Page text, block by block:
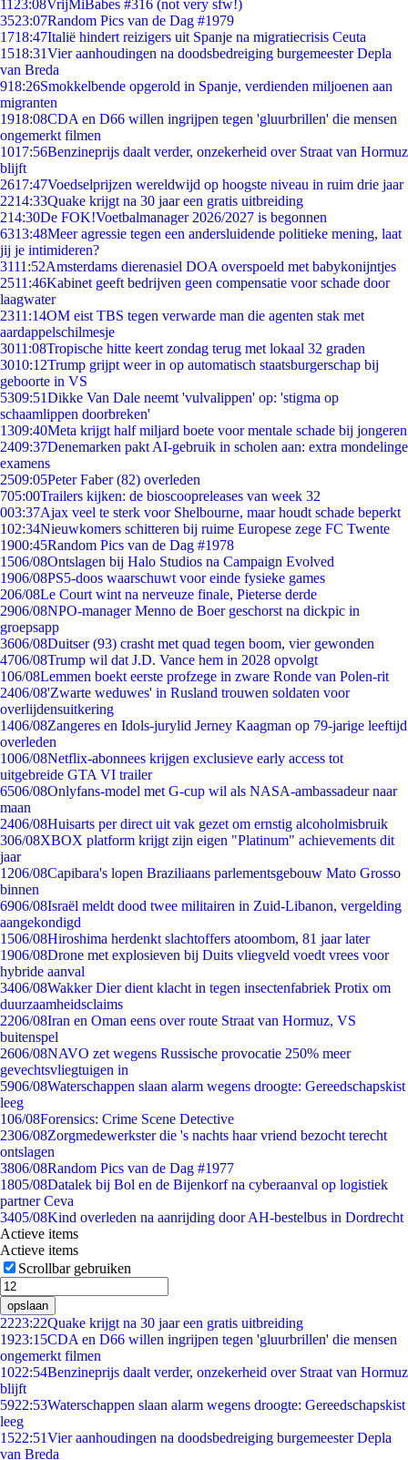
11 23:08VrijMiBabes #316 (not very sfw!)
3523:07Random Pics van de Dag #1979
1718:47Italië hindert reizigers uit Spanje na migratiecrisis Ceuta
1518:31Vier aanhoudingen na doodsbedreiging burgemeester Depla
van Breda
918:26Smokkelbende opgerold in Spanje, verdienden miljoenen aan
migranten
1918:08CDA en D66 willen ingrijpen tegen 'gluurbrillen' die mensen
ongemerkt filmen
1017:56Benzineprijs daalt verder, onzekerheid over Straat van Hormuz
blijft
2617:47Voedselprijzen wereldwijd op hoogste niveau in ruim drie jaar
2214:33Quake krijgt na 30 jaar een gratis uitbreiding
214:30De FOK!Voetbalmanager 2026/2027 is begonnen
6313:48Meer agressie tegen een andersluidende politieke mening, laat
jij je intimideren?
3111:52Amsterdams dierenasiel DOA overspoeld met babykonijntjes
2511:46Kabinet geeft bedrijven geen compensatie voor schade door
laagwater
2311:14OM eist TBS tegen verwarde man die agenten stak met
aardappelschilmesje
3011:08Tropische hitte keert zondag terug met lokaal 32 graden
3010:12Trump grijpt weer in op automatisch staatsburgerschap bij
geboorte in VS
5309:51Dikke Van Dale neemt 'vulvalippen' op: 'stigma op
schaamlippen doorbreken'
1309:40Meta krijgt half miljard boete voor mentale schade bij jongeren
2409:37Denemarken pakt AI-gebruik in scholen aan: extra mondelinge
examens
2509:05Peter Faber (82) overleden
705:00Trailers kijken: de bioscoopreleases van week 32
003:37Ajax veel te sterk voor Shelbourne, maar houdt schade beperkt
102:34Nieuwkomers schitteren bij ruime Europese zege FC Twente
1900:45Random Pics van de Dag #1978
1506/08Ontslagen bij Halo Studios na Campaign Evolved
1906/08PS5-doos waarschuwt voor einde fysieke games
206/08Le Court wint na nerveuze finale, Pieterse derde
2906/08NPO-manager Menno de Boer geschorst na dickpic in
groepsapp
3606/08Duitser (93) crasht met quad tegen boom, vier gewonden
4706/08Trump wil dat J.D. Vance hem in 2028 opvolgt
106/08Lemmen boekt eerste profzege in zware Ronde van Polen-rit
2406/08'Zwarte weduwes' in Rusland trouwen soldaten voor
overlijdensuitkering
1406/08Zangeres en Idols-jurylid Jerney Kaagman op 79-jarige leeftijd
overleden
1006/08Netflix-abonnees krijgen exclusieve early access tot
uitgebreide GTA VI trailer
6506/08Onlyfans-model met G-cup wil als NASA-ambassadeur naar
maan
2406/08Huisarts per direct uit vak gezet om ernstig alcoholmisbruik
306/08XBOX platform krijgt zijn eigen "Platinum" achievements dit
jaar
1206/08Capibara's lopen Braziliaans parlementsgebouw Mato Grosso
binnen
6906/08Israël meldt dood twee militairen in Zuid-Libanon, vergelding
aangekondigd
1506/08Hiroshima herdenkt slachtoffers atoombom, 81 jaar later
1906/08Drone met explosieven bij Duits vliegveld voedt vrees voor
hybride aanval
3406/08Wakker Dier dient klacht in tegen insectenfabriek Protix om
duurzaamheidsclaims
2206/08Iran en Oman eens over route Straat van Hormuz, VS
buitenspel
2606/08NAVO zet wegens Russische provocatie 250% meer
gevechtsvliegtuigen in
5906/08Waterschappen slaan alarm wegens droogte: Gereedschapskist
leeg
106/08Forensics: Crime Scene Detective
2306/08Zorgmedewerkster die 's nachts haar vriend bezocht terecht
ontslagen
3806/08Random Pics van de Dag #1977
1805/08Datalek bij Bol en de Bijenkorf na cyberaanval op logistiek
partner Ceva
3405/08Kind overleden na aanrijding door AH-bestelbus in Dordrecht
Actieve items
Actieve items
Scrollbar gebruiken
opslaan
2223:22Quake krijgt na 30 jaar een gratis uitbreiding
1923:15CDA en D66 willen ingrijpen tegen 'gluurbrillen' die mensen
ongemerkt filmen
1022:54Benzineprijs daalt verder, onzekerheid over Straat van Hormuz
blijft
5922:53Waterschappen slaan alarm wegens droogte: Gereedschapskist
leeg
1522:51Vier aanhoudingen na doodsbedreiging burgemeester Depla
van Breda